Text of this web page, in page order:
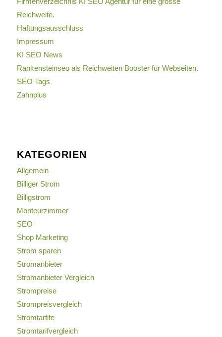
Reichweite.
Haftungsausschluss
Impressum
KI SEO News
Rankensteinseo als Reichweiten Booster für Webseiten.
SEO Tags
Zahnplus
KATEGORIEN
Allgemein
Billiger Strom
Billigstrom
Monteurzimmer
SEO
Shop Marketing
Strom sparen
Stromanbieter
Stromanbieter Vergleich
Strompreise
Strompreisvergleich
Stromtarfife
Stromtarifvergleich